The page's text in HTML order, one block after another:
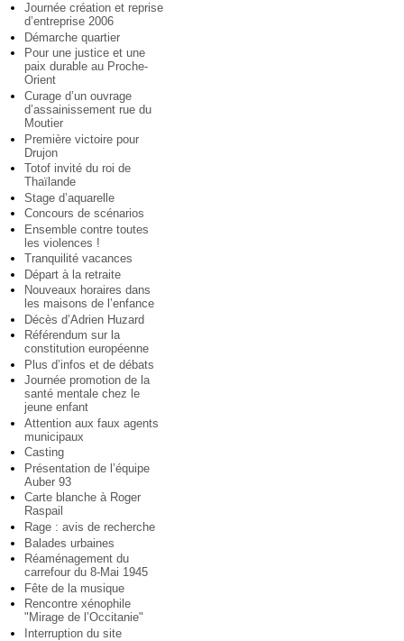
Journée création et reprise
d’entreprise 2006
Démarche quartier
Pour une justice et une
paix durable au Proche-
Orient
Curage d’un ouvrage
d’assainissement rue du
Moutier
Première victoire pour
Drujon
Totof invité du roi de
Thaïlande
Stage d’aquarelle
Concours de scénarios
Ensemble contre toutes
les violences !
Tranquilité vacances
Départ à la retraite
Nouveaux horaires dans
les maisons de l’enfance
Décès d’Adrien Huzard
Référendum sur la
constitution européenne
Plus d’infos et de débats
Journée promotion de la
santé mentale chez le
jeune enfant
Attention aux faux agents
municipaux
Casting
Présentation de l’équipe
Auber 93
Carte blanche à Roger
Raspail
Rage : avis de recherche
Balades urbaines
Réaménagement du
carrefour du 8-Mai 1945
Fête de la musique
Rencontre xénophile
"Mirage de l’Occitanie"
Interruption du site